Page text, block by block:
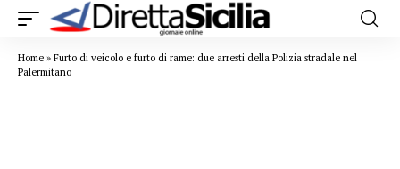
Home » Furto di veicolo e furto di rame: due arresti della Polizia stradale nel
Palermitano